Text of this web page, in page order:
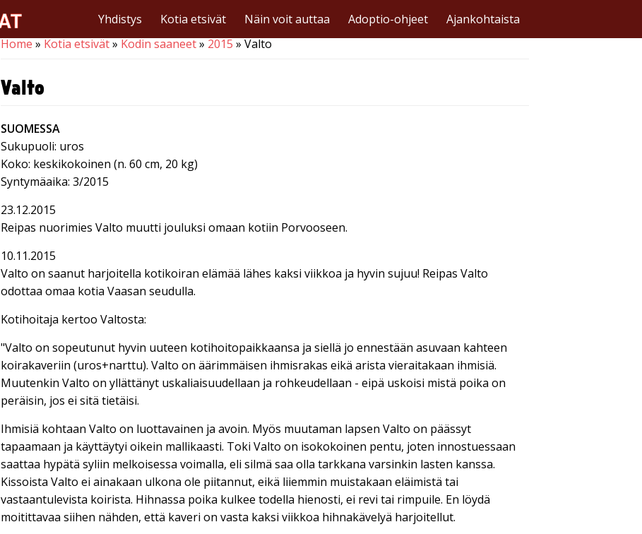
Yhdistys Kotia etsivät Näin voit auttaa Adoptio-ohjeet Ajankohtaista
You are here
Home » Kotia etsivät» Kodin saaneet» 2015 » Valto
Valto
SUOMESSA
Sukupuoli: uros
Koko: keskikokoinen (n. 60 cm, 20 kg)
Syntymäaika: 3/2015
23.12.2015
Reipas nuorimies Valto muutti jouluksi omaan kotiin Porvooseen.
10.11.2015
Valto on saanut harjoitella kotikoiran elämää lähes kaksi viikkoa ja hyvin sujuu! Reipas Valto
odottaa omaa kotia Vaasan seudulla.
Kotihoitaja kertoo Valtosta:
"Valto on sopeutunut hyvin uuteen kotihoitopaikkaansa ja siellä jo ennestään asuvaan kahteen
koirakaveriin (uros+narttu). Valto on äärimmäisen ihmisrakas eikä arista vieraitakaan ihmisiä.
Muutenkin Valto on yllättänyt uskaliaisuudellaan ja rohkeudellaan - eipä uskoisi mistä poika on
peräisin, jos ei sitä tietäisi.
Ihmisiä kohtaan Valto on luottavainen ja avoin. Myös muutaman lapsen Valto on päässyt
tapaamaan ja käyttäytyi oikein mallikaasti. Toki Valto on isokokoinen pentu, joten innostuessaan
saattaa hypätä syliin melkoisessa voimalla, eli silmä saa olla tarkkana varsinkin lasten kanssa.
Kissoista Valto ei ainakaan ulkona ole piitannut, eikä liiemmin muistakaan eläimistä tai
vastaantulevista koirista. Hihnassa poika kulkee todella hienosti, ei revi tai rimpuile. En löydä
moitittavaa siihen nähden, että kaveri on vasta kaksi viikkoa hihnakävelyä harjoitellut.